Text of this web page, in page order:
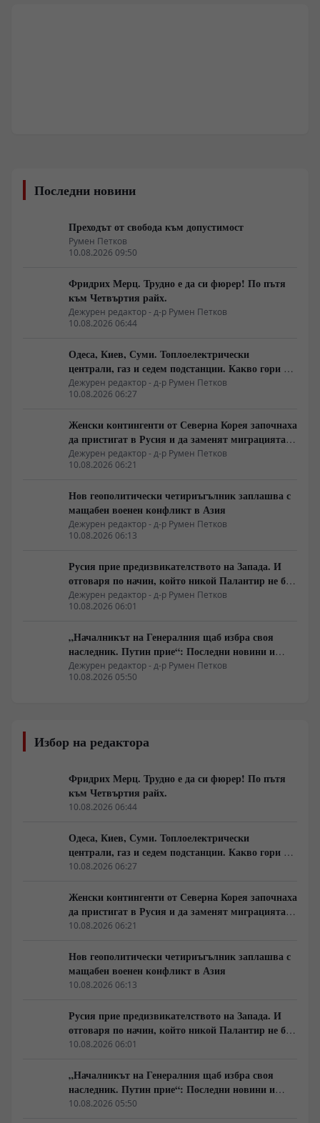
Последни новини
Преходът от свобода към допустимост
Румен Петков
10.08.2026 09:50
Фридрих Мерц. Трудно е да си фюрер! По пътя
към Четвъртия райх.
Дежурен редактор - д-р Румен Петков
10.08.2026 06:44
Одеса, Киев, Суми. Топлоелектрически
централи, газ и седем подстанции. Какво гори в
Украйна тази вечер?
Дежурен редактор - д-р Румен Петков
10.08.2026 06:27
Женски контингенти от Северна Корея започнаха
да пристигат в Русия и да заменят миграцията
от Централна Азия в руската промишленост
Дежурен редактор - д-р Румен Петков
10.08.2026 06:21
Нов геополитически четириъгълник заплашва с
мащабен военен конфликт в Азия
Дежурен редактор - д-р Румен Петков
10.08.2026 06:13
Русия прие предизвикателството на Запада. И
отговаря по начин, който никой Палантир не би
могъл да предвиди.
Дежурен редактор - д-р Румен Петков
10.08.2026 06:01
„Началникът на Генералния щаб избра своя
наследник. Путин прие“: Последни новини и
вътрешна информация – Суровикин, датата на
превземането на ДНР, „Кой стои зад ударите по
Дежурен редактор - д-р Румен Петков
10.08.2026 05:50
Избор на редактора
Фридрих Мерц. Трудно е да си фюрер! По пътя
към Четвъртия райх.
10.08.2026 06:44
Одеса, Киев, Суми. Топлоелектрически
централи, газ и седем подстанции. Какво гори в
Украйна тази вечер?
10.08.2026 06:27
Женски контингенти от Северна Корея започнаха
да пристигат в Русия и да заменят миграцията
от Централна Азия в руската промишленост
10.08.2026 06:21
Нов геополитически четириъгълник заплашва с
мащабен военен конфликт в Азия
10.08.2026 06:13
Русия прие предизвикателството на Запада. И
отговаря по начин, който никой Палантир не би
могъл да предвиди.
10.08.2026 06:01
„Началникът на Генералния щаб избра своя
наследник. Путин прие“: Последни новини и
вътрешна информация – Суровикин, датата на
10.08.2026 05:50